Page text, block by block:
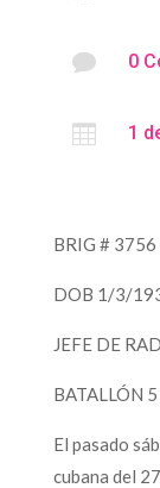
 0
 1
BRIG # 3756
DOB 1/3/
JEFE DE
BATALLÓN
El pasado
cubana del